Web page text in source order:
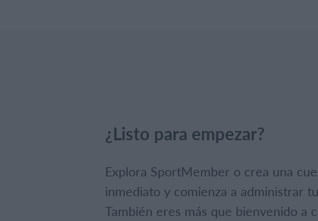
¿Listo para empezar?
Explora SportMember o crea una
inmediato y comienza a administrar
También eres más que bienvenido a